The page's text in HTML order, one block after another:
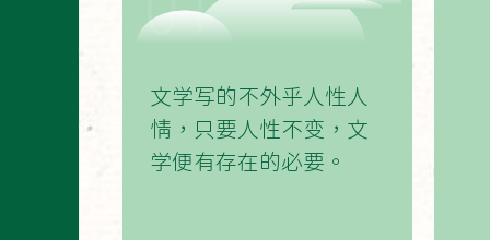
文学写的不外乎人性人
情，只要人性不变，文
学便有存在的必要。